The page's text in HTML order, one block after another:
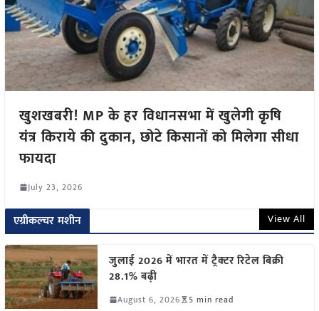
खुशखबरी! MP के हर विधानसभा में खुलेगी कृषि
यंत्र किराये की दुकान, छोटे किसानों को मिलेगा सीधा
फायदा
July 23, 2026
एग्रीकल्चर मशीन View All
जुलाई 2026 में भारत में ट्रैक्टर रिटेल बिक्री
28.1% बढ़ी
August 6, 2026 5 min read